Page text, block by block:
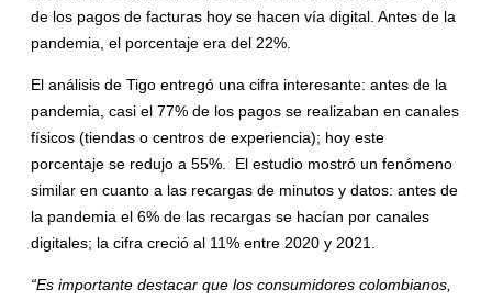
de los pagos de facturas hoy se hacen vía digital. Antes de la
pandemia, el porcentaje era del 22%.
El análisis de Tigo entregó una cifra interesante: antes de la
pandemia, casi el 77% de los pagos se realizaban en canales
físicos (tiendas o centros de experiencia); hoy este
porcentaje se redujo a 55%. El estudio mostró un fenómeno
similar en cuanto a las recargas de minutos y datos: antes de
la pandemia el 6% de las recargas se hacían por canales
digitales; la cifra creció al 11% entre 2020 y 2021.
“Es importante destacar que los consumidores colombianos,